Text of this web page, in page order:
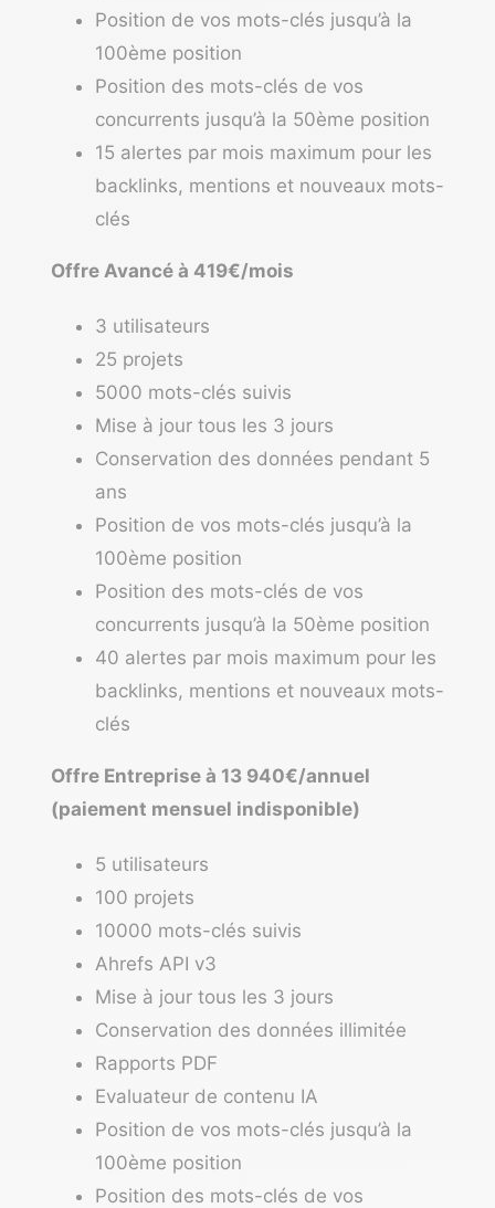
Position de vos mots-clés jusqu’à la
100ème position
Position des mots-clés de vos
concurrents jusqu’à la 50ème position
15 alertes par mois maximum pour les
backlinks, mentions et nouveaux mots-
clés
Offre Avancé à 419€/mois
3 utilisateurs
25 projets
5000 mots-clés suivis
Mise à jour tous les 3 jours
Conservation des données pendant 5
ans
Position de vos mots-clés jusqu’à la
100ème position
Position des mots-clés de vos
concurrents jusqu’à la 50ème position
40 alertes par mois maximum pour les
backlinks, mentions et nouveaux mots-
clés
Offre Entreprise à 13 940€/annuel
(paiement mensuel indisponible)
5 utilisateurs
100 projets
10000 mots-clés suivis
Ahrefs API v3
Mise à jour tous les 3 jours
Conservation des données illimitée
Rapports PDF
Evaluateur de contenu IA
Position de vos mots-clés jusqu’à la
100ème position
Position des mots-clés de vos